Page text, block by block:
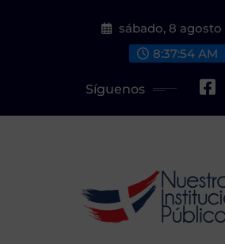
sábado, 8 agosto
8:37:55 AM
Síguenos